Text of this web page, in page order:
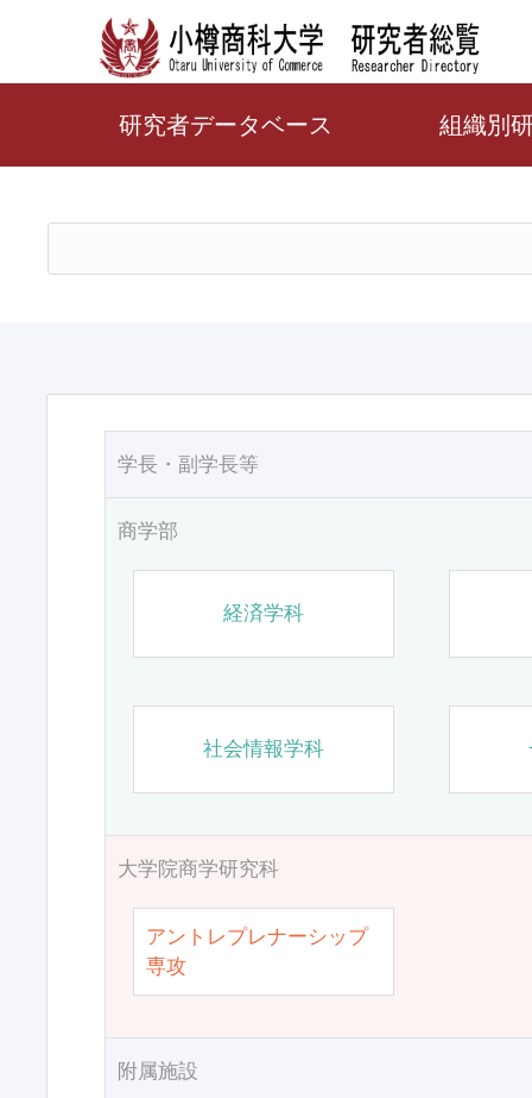
研究者データベース 組織別
学長・副学長等
商学部
経済学科
社会情報学科
大学院商学研究科
アントレプレナーシップ
専攻
附属施設